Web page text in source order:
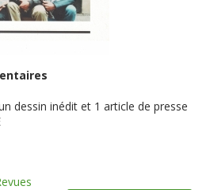
dessin inédit et 1 article de presse